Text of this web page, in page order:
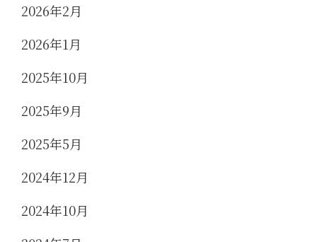
2026年2月
2026年1月
2025年10月
2025年9月
2025年5月
2024年12月
2024年10月